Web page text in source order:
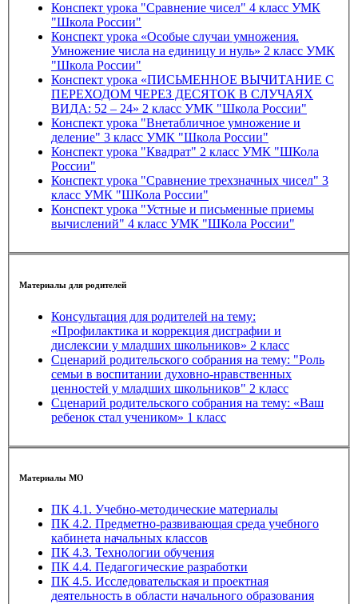
Конспект урока "Сравнение чисел" 4 класс УМК
"Школа России"
Конспект урока «Особые случаи умножения.
Умножение числа на единицу и нуль» 2 класс УМК
"Школа России"
Конспект урока «ПИСЬМЕННОЕ ВЫЧИТАНИЕ С
ПЕРЕХОДОМ ЧЕРЕЗ ДЕСЯТОК В СЛУЧАЯХ
ВИДА: 52 – 24» 2 класс УМК "Школа России"
Конспект урока "Внетабличное умножение и
деление" 3 класс УМК "Школа России"
Конспект урока "Квадрат" 2 класс УМК "ШКола
России"
Конспект урока "Сравнение трехзначных чисел" 3
класс УМК "ШКола России"
Конспект урока "Устные и письменные приемы
вычислений" 4 класс УМК "ШКола России"
Материалы для родителей
Консультация для родителей на тему:
«Профилактика и коррекция дисграфии и
дислексии у младших школьников» 2 класс
Сценарий родительского собрания на тему: "Роль
семьи в воспитании духовно-нравственных
ценностей у младших школьников" 2 класс
Сценарий родительского собрания на тему: «Ваш
ребенок стал учеником» 1 класс
Материалы МО
ПК 4.1. Учебно-методические материалы
ПК 4.2. Предметно-развивающая среда учебного
кабинета начальных классов
ПК 4.3. Технологии обучения
ПК 4.4. Педагогические разработки
ПК 4.5. Исследовательская и проектная
деятельность в области начального образования